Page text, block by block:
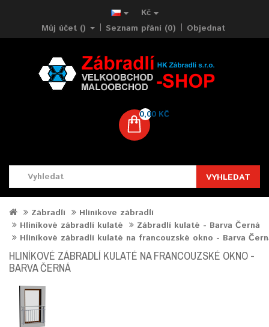
Kč
Můj účet ()
Seznam přání (0) Objednat
0,00 KČ
VYHLEDAT
Zábradlí
Hliníkove zábradlí
Hliníkové zábradlí kulaté
Zábradlí kulaté - Barva Černá
Hliníkové zábradlí kulaté na francouzské okno - Barva
HLINÍKOVÉ ZÁBRADLÍ KULATÉ NA FRANCOUZSKÉ OKNO -
BARVA ČERNÁ